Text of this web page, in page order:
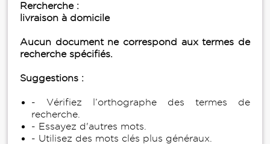
Rercherche :
livraison à domicile
Aucun document ne correspond aux termes de
recherche spécifiés.
Suggestions :
- Vérifiez l’orthographe des termes de
recherche.
- Essayez d'autres mots.
- Utilisez des mots clés plus généraux.